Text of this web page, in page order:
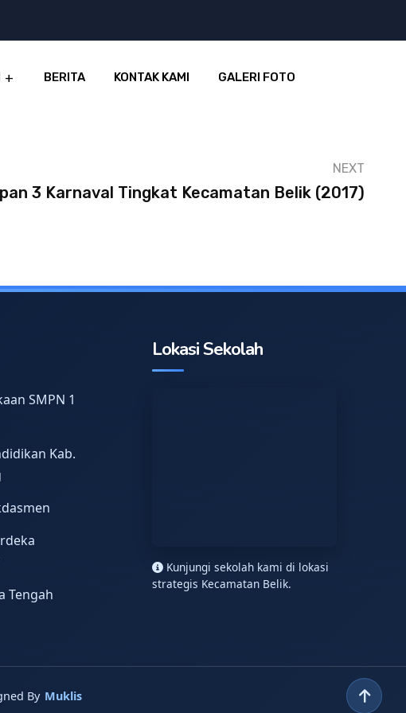
BERITA KONTAK KAMI GALERI FOTO
NEXT
3 Karnaval Tingkat Kecamatan Belik (2017)
SMPN 1
Kab.
Tengah
Lokasi Sekolah
Kunjungi sekolah kami di lokasi
strategis Kecamatan Belik.
By Muklis